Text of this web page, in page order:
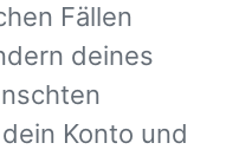
Fällen
deines
Konto und